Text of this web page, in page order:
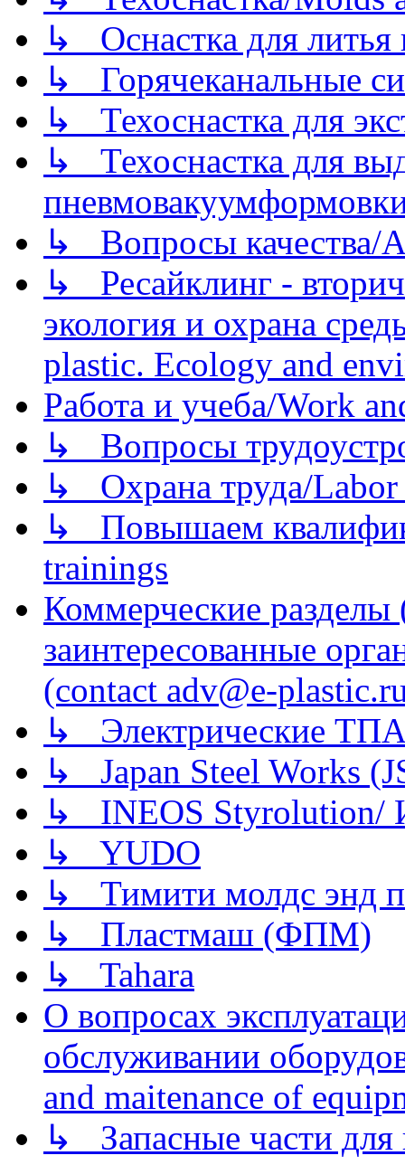
↳ Оснастка для литья
↳ Горячеканальные
↳ Техоснастка для
↳ Техоснастка для
↳ Вопросы качества/
↳ Ресайклинг -
экология и охрана
plastic. Ecology and
Работа и учеба/Work
↳ Вопросы
↳ Охрана труда/Labor
↳ Повышаем
trainings
Коммерческие
заинтересованные
(contact adv@e-
↳ Электрические
↳ Japan Steel Works
↳ INEOS
↳ YUDO
↳ Тимити молдс энд
↳ Пластмаш (ФПМ)
↳ Tahara
О вопросах
обслуживании
and maitenance of
↳ Запасные части для